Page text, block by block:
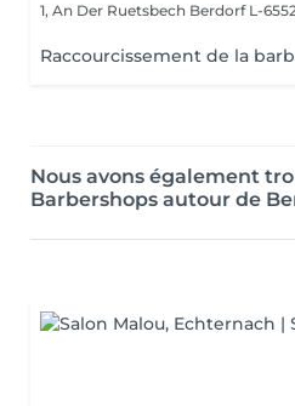
1, An Der Ruetsbech Berdorf L-
Raccourcissement de la
Nous avons également
Barbershops autour de